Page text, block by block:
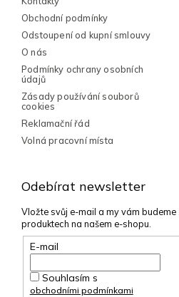
Odebírat newsletter
Vložte svůj e-mail a my vám
produktech na našem e-shopu.
E-mail
Souhlasím s
obchodními podmínkami
Obchodní podmínky
Odstoupení od kupní smlouvy
O nás
Podmínky ochrany osobních
údajů
Zásady používání souborů
cookies
Reklamační řád
Volná pracovní místa